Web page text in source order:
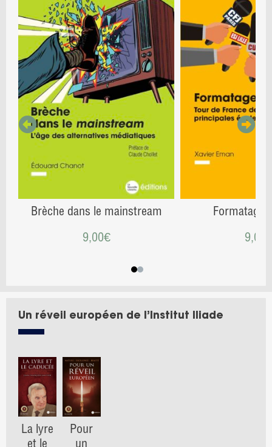
Brèche dans le mainstream
9,00€
Formatage
9,00
Un réveil européen de l’Institut Iliade
La lyre
et le
Pour
un